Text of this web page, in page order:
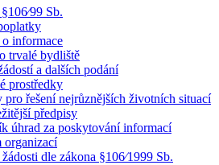
Sb.
informace
trvalé bydliště
a dalších podání
prostředky
pro řešení nejrůznějších životních situací
předpisy
úhrad za poskytování informací
organizací
dle zákona §106⁄1999 Sb.